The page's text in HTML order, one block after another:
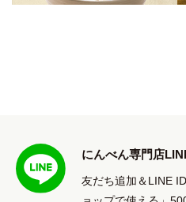
にんべん専門店
友だち追加＆LINE